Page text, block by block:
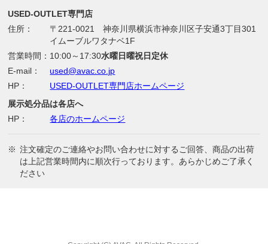
USED-OUTLET専門店
住所：
〒221-0021 神奈川県横浜市神奈川区子安通3丁目301
イムーブルワタナベ1F
営業時間： 10:00～17:30水曜日曜祝日定休
E-mail：
used@avac.co.jp
HP：
USED-OUTLET専門店ホームページ
展示処分品は各店へ
HP：
各店のホームページ
※ 注文確定のご連絡やお問い合わせに対するご回答、商品の出荷
は上記営業時間内に順次行っております。あらかじめご了承く
ださい